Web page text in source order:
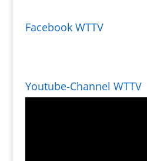
Facebook WTTV
Youtube-Channel WTTV